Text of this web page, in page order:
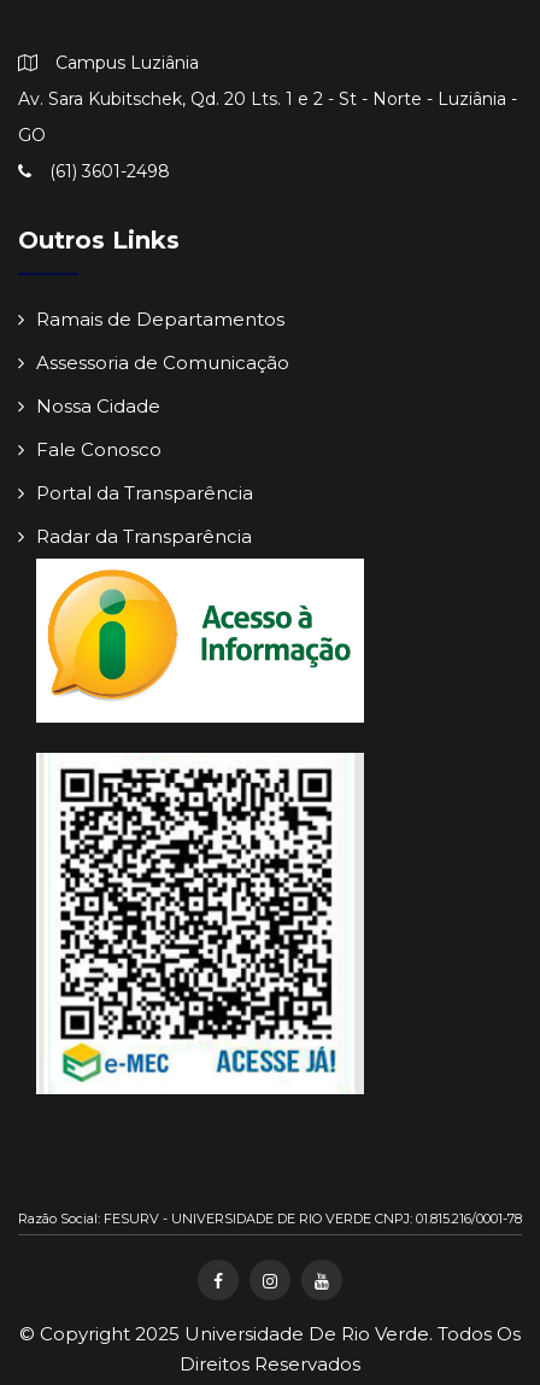
Campus Luziânia
Av. Sara Kubitschek, Qd. 20 Lts. 1 e 2 - St - Norte - Luziânia -
GO
(61) 3601-2498
Outros Links
Ramais de Departamentos
Assessoria de Comunicação
Nossa Cidade
Fale Conosco
Portal da Transparência
Radar da Transparência
Razão Social: FESURV - UNIVERSIDADE DE RIO VERDE CNPJ: 01.815.216/0001-78
© Copyright 2025 Universidade De Rio Verde. Todos Os
Direitos Reservados